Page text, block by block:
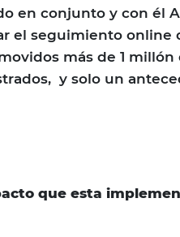
en conjunto y con él
el seguimiento online
más de 1
y solo un
que esta